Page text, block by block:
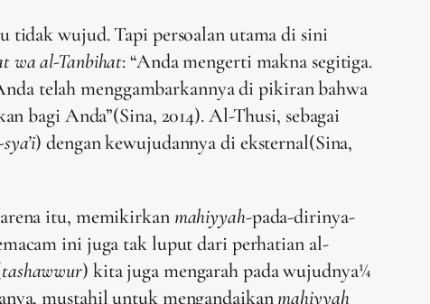
tidak wujud. Tapi persoalan utama di sini
wa al-Tanbihat: “Anda mengerti makna segitiga.
telah menggambarkannya di pikiran bahwa
bagi Anda”(Sina, 2014). Al-Thusi, sebagai
) dengan kewujudannya di eksternal(Sina,
itu, memikirkanmahiyyah-pada-dirinya-
ini juga tak luput dari perhatian al-
tashawwur) kita juga mengarah pada wujudnya¼
mustahil untuk mengandaikanmahiyyah